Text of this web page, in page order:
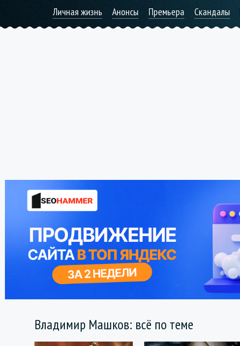
Личная жизнь Анонсы Премьера Скандалы
Владимир Машков: всё по теме